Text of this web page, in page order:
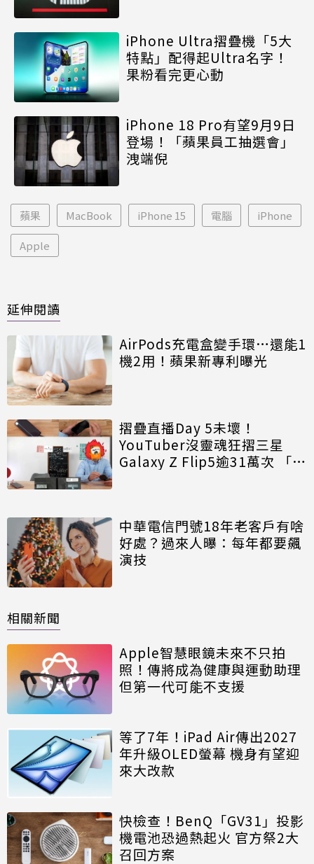
iPhone Ultra摺疊機「5大
特點」配得起Ultra名字！
果粉看完更心動
iPhone 18 Pro有望9月9日
登場！「蘋果員工抽選會」
洩端倪
蘋果 MacBook iPhone 15 電腦 iPhone
Apple
延伸閱讀
AirPods充電盒變手環…還能1
機2用！蘋果新專利曝光
摺疊直播Day 5未壞！
YouTuber沒靈魂狂摺三星
Galaxy Z Flip5逾31萬次 「賈
中華電信門號18年老客戶有啥
好處？過來人曝：每年都要飆
演技
相關新聞
Apple智慧眼鏡未來不只拍
照！傳將成為健康與運動助理
但第一代可能不支援
等了7年！iPad Air傳出2027
年升級OLED螢幕 機身有望迎
來大改款
快檢查！BenQ「GV31」投影
機電池恐過熱起火 官方祭2大
召回方案